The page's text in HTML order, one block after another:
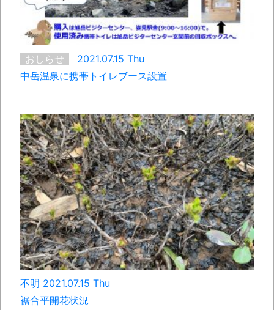
おしらせ
2021.07.15 Thu
中岳温泉に携帯トイレブース設置
不明 2021.07.15 Thu
裾合平開花状況